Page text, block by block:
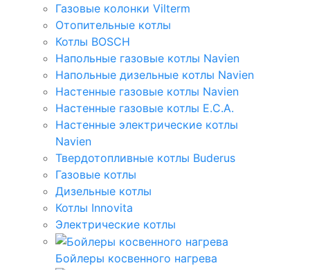
Газовые колонки Vilterm
Отопительные котлы
Котлы BOSCH
Напольные газовые котлы Navien
Напольные дизельные котлы Navien
Настенные газовые котлы Navien
Настенные газовые котлы E.C.A.
Настенные электрические котлы
Navien
Твердотопливные котлы Buderus
Газовые котлы
Дизельные котлы
Котлы Innovita
Электрические котлы
Бойлеры косвенного нагрева